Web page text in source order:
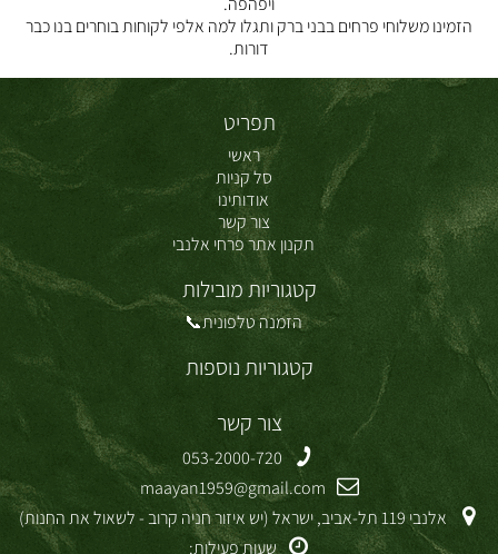
הזמינו משלוחי פרחים בבני ברק ותגלו למה אלפי לקוחות בוחרים בנו כבר
דורות.
תפריט
ראשי
סל קניות
אודותינו
צור קשר
תקנון אתר פרחי אלנבי
קטגוריות מובילות
הזמנה טלפונית📞
קטגוריות נוספות
צור קשר
053-2000-720
maayan1959@gmail.com
אלנבי 119 תל-אביב, ישראל (יש איזור חניה קרוב - לשאול את החנות)
שעות פעילות: